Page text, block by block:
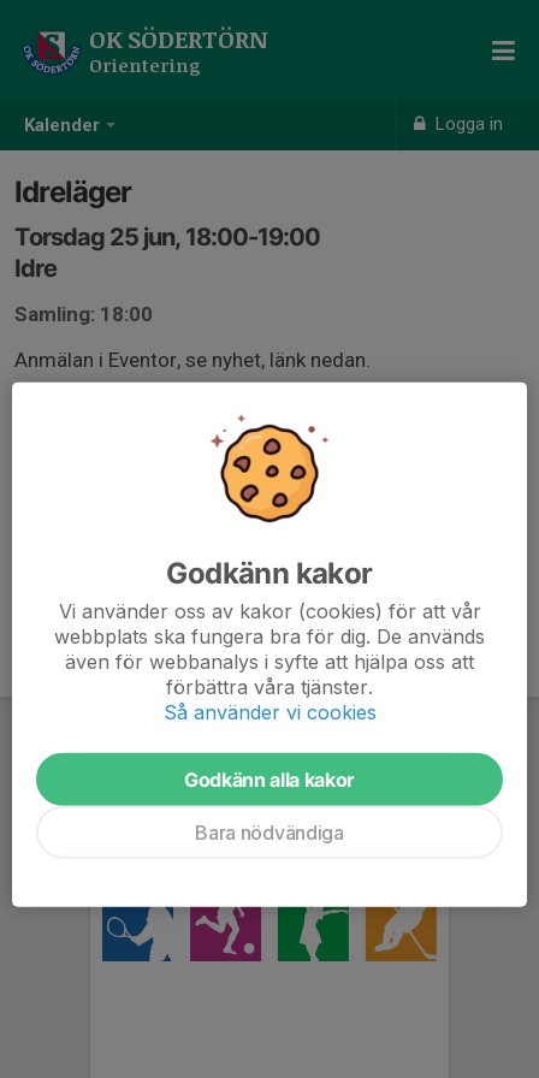
Kalender Logga in
OK SÖDERTÖRN
Orientering
Idreläger
Torsdag 25 jun, 18:00-19:00
Idre
Samling: 18:00
Anmälan i Eventor, se nyhet, länk nedan.
sodertorn-sommarlager-idre-2026
Godkänn kakor
Vi använder oss av kakor (cookies) för att vår
webbplats ska fungera bra för dig. De används
även för webbanalys i syfte att hjälpa oss att
förbättra våra tjänster.
Så använder vi cookies
Godkänn alla kakor
Bara nödvändiga